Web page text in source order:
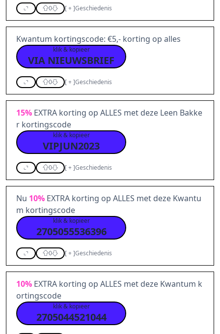
0 [+]Geschiedenis
Kwantum kortingscode: €5,- korting op alles
klik & kopieer
VIA NIEUWSBRIEF
0 [+]Geschiedenis
15% EXTRA korting op ALLES met deze Leen Bakke
r kortingscode
klik & kopieer
VIPJUN2023
0 [+]Geschiedenis
Nu 10% EXTRA korting op ALLES met deze Kwantu
m kortingscode
klik & kopieer
2705055536396
0 [+]Geschiedenis
10% EXTRA korting op ALLES met deze Kwantum k
ortingscode
klik & kopieer
2705044521044